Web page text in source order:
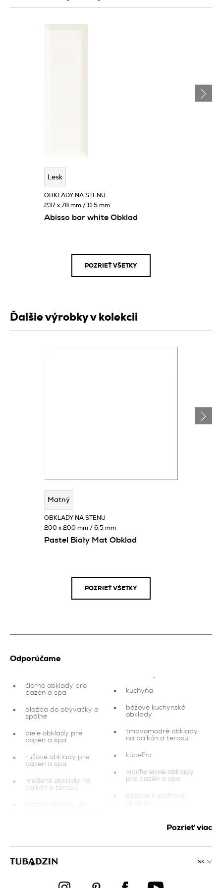
Lesk
Abisso bar white Obklad
OBKLADY NA STENU
237 x 78 mm / 11.5 mm
POZRIEŤ VŠETKY
Ďalšie výrobky v kolekcii
Matný
Pastel Biały Mat Obklad
OBKLADY NA STENU
200 x 200 mm / 6.5 mm
POZRIEŤ VŠETKY
Odporúčame
čierne obklady pre
bazén a spa
dlažba do obývačky a
spálne
biele obklady pre
bazén a spa
ružové obklady pre
bazén a spa
medené obklady na
balkón a terasu
dokončovacie prvky
červené obklady do
kúpeľňové obklady
kuchyňa
béžové kuchynské
obklady
tmavomodré obklady
na balkón a terasu
kúpeľňa
viacfarebné obklady
pre bazén a spa
béžové kúpeľňové
balkón a terasu
červené obklady pre
Pozrieť viac
SK